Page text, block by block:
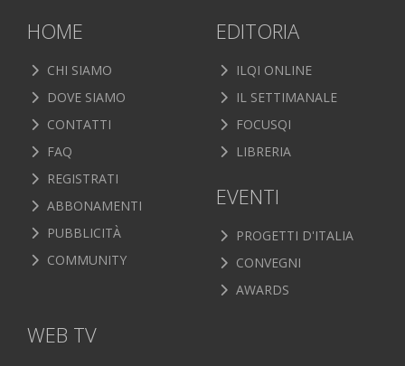
HOME
CHI SIAMO
DOVE SIAMO
CONTATTI
FAQ
REGISTRATI
ABBONAMENTI
PUBBLICITÀ
COMMUNITY
EDITORIA
ILQI ONLINE
IL SETTIMANALE
FOCUSQI
LIBRERIA
EVENTI
PROGETTI D'ITALIA
CONVEGNI
AWARDS
WEB TV